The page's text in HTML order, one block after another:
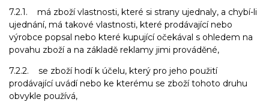
7.2.1. má zboží vlastnosti, které si strany ujednaly, a chybí-li
ujednání, má takové vlastnosti, které prodávající nebo
výrobce popsal nebo které kupující očekával s ohledem na
povahu zboží a na základě reklamy jimi prováděné,
7.2.2. se zboží hodí k účelu, který pro jeho použití
prodávající uvádí nebo ke kterému se zboží tohoto druhu
obvykle používá,